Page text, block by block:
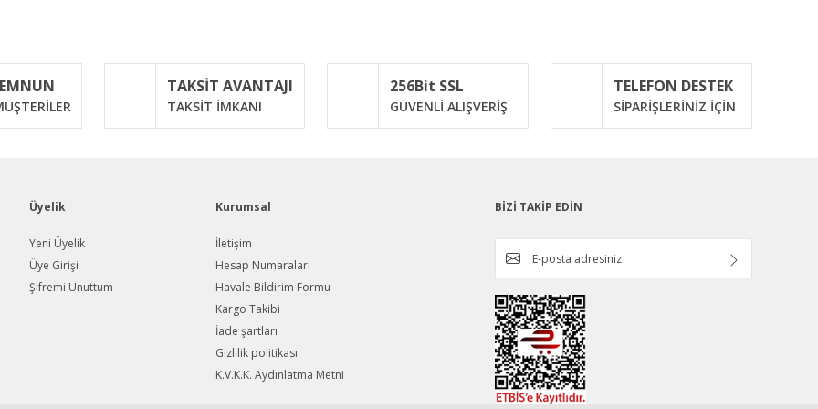
Yorum Yaz
Gönder
TAKSİT AVANTAJI
TAKSİT İMKANI
256Bit SSL
GÜVENLİ ALIŞVERİŞ
TELEFON DESTEK
SİPARİŞLERİNİZ İÇİN
Üyelik
Yeni Üyelik
Üye Girişi
Şifremi Unuttum
Kurumsal
İletişim
Hesap Numaraları
Havale Bildirim Formu
Kargo Takibi
İade şartları
Gizlilik politikası
K.V.K.K. Aydınlatma Metni
BİZİ TAKİP EDİN